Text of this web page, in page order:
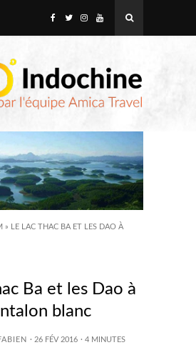
» LE LAC THAC BA ET LES DAO À
Ba et les Dao à
blanc
· 26 FÉV 2016 · 4 MINUTES